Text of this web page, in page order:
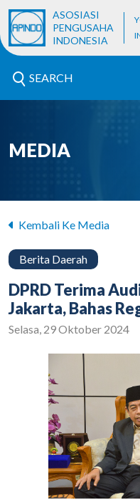
ASOSIASI
PENGUSAHA
INDONESIA
SEARCH
MEDIA
Kembali Ke Media
Berita Daerah
DPRD Terima
Jakarta, Bahas
Selasa, 29 Oktober 2024